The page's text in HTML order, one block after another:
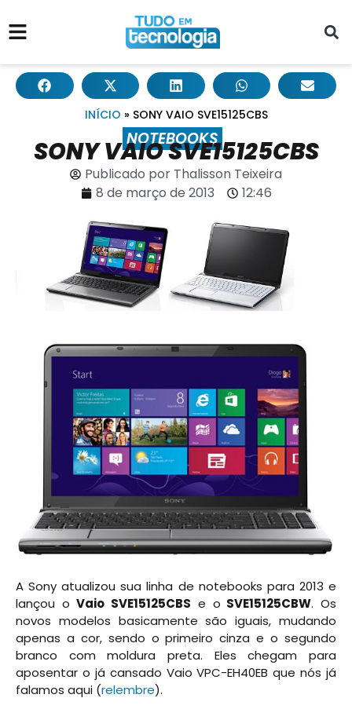
INÍCIO » SONY VAIO SVE15125CBS
NOTEBOOKS
SONY VAIO SVE15125CBS
Publicado por Thalisson Teixeira
8 de março de 2013
12:46
A Sony atualizou sua linha de notebooks para 2013 e
lançou oVaio SVE15125CBS e o SVE15125CBW. Os
novos modelos basicamente são iguais, mudando
apenas a cor, sendo o primeiro cinza e o segundo
branco com moldura preta. Eles chegam para
aposentar o já cansado Vaio VPC-EH40EB que nós já
falamos aqui (relembre).